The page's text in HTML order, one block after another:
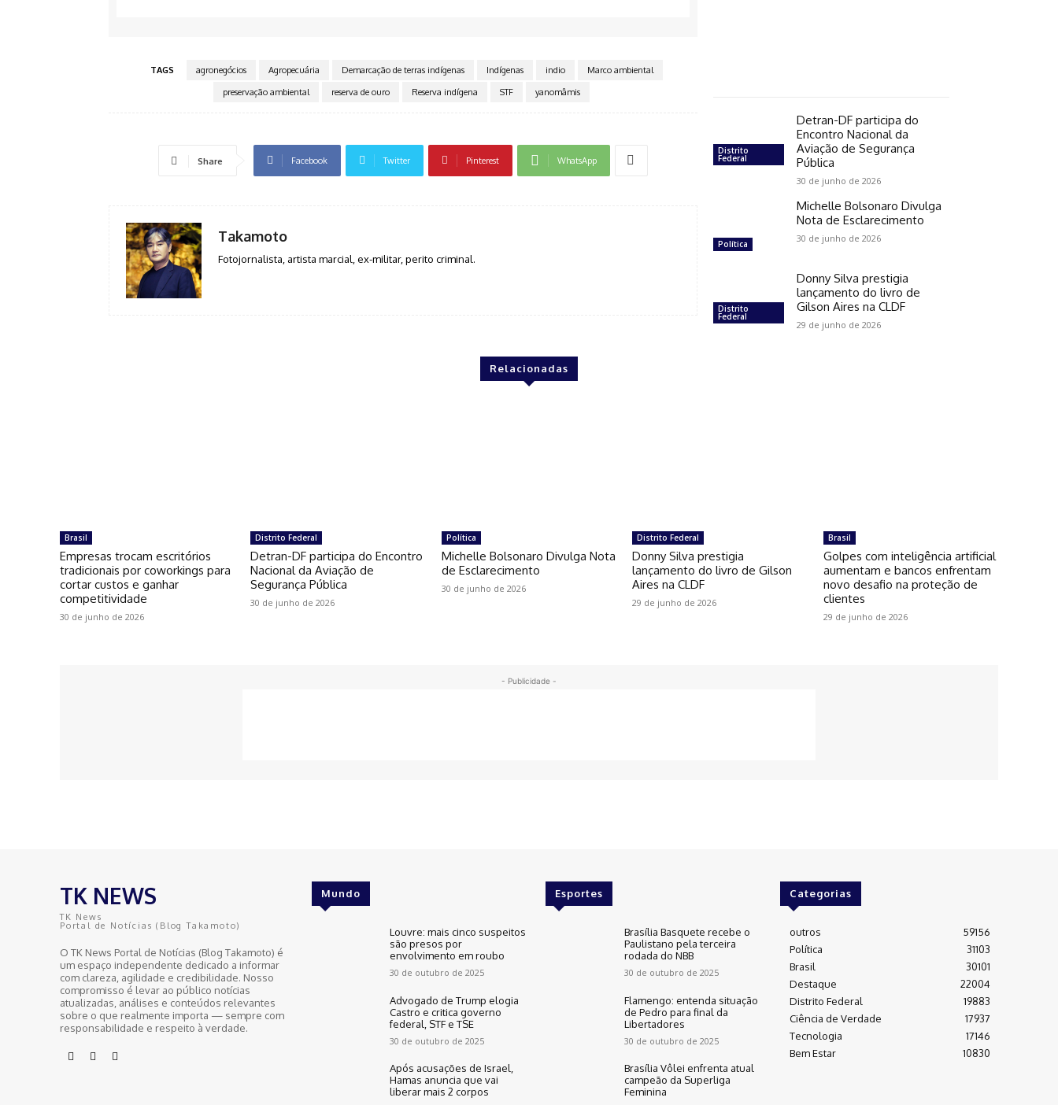
TAGS agronegócios Agropecuária Demarcação de terras indígenas Indígenas indio
Marco ambiental
preservação ambiental
reserva de ouro Reserva indígena STF yanomâmis
Share Facebook Twitter Pinterest WhatsApp
Takamoto
Fotojornalista, artista marcial, ex-militar, perito criminal.
Distrito
Federal
Detran-DF participa do
Encontro Nacional da
Aviação de Segurança
Pública
30 de junho de 2026
Política
Michelle Bolsonaro Divulga
Nota de Esclarecimento
30 de junho de 2026
Distrito
Federal
Donny Silva prestigia
lançamento do livro de
Gilson Aires na CLDF
29 de junho de 2026
Relacionadas
Brasil
Empresas trocam escritórios
tradicionais por coworkings para
cortar custos e ganhar
competitividade
30 de junho de 2026
Distrito Federal
Detran-DF participa do Encontro
Nacional da Aviação de
Segurança Pública
30 de junho de 2026
Política
Michelle Bolsonaro Divulga Nota
de Esclarecimento
30 de junho de 2026
Distrito Federal
Donny Silva prestigia
lançamento do livro de Gilson
Aires na CLDF
29 de junho de 2026
Brasil
Golpes com inteligência artificial
aumentam e bancos enfrentam
novo desafio na proteção de
clientes
29 de junho de 2026
- Publicidade -
TK NEWS
TK News
Portal de Notícias (Blog Takamoto)
O TK News Portal de Notícias (Blog Takamoto) é
um espaço independente dedicado a informar
com clareza, agilidade e credibilidade. Nosso
compromisso é levar ao público notícias
atualizadas, análises e conteúdos relevantes
sobre o que realmente importa — sempre com
responsabilidade e respeito à verdade.
Mundo
Louvre: mais cinco suspeitos
são presos por
envolvimento em roubo
30 de outubro de 2025
Advogado de Trump elogia
Castro e critica governo
federal, STF e TSE
30 de outubro de 2025
Após acusações de Israel,
Hamas anuncia que vai
liberar mais 2 corpos
Esportes
Brasília Basquete recebe o
Paulistano pela terceira
rodada do NBB
30 de outubro de 2025
Flamengo: entenda situação
de Pedro para final da
Libertadores
30 de outubro de 2025
Brasília Vôlei enfrenta atual
campeão da Superliga
Feminina
Categorias
outros
59156
Política
31103
Brasil
30101
Destaque
22004
Distrito Federal
19883
Ciência de Verdade
17937
Tecnologia
17146
Bem Estar
10830